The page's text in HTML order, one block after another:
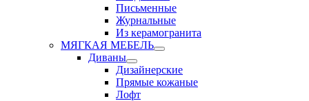
Письменные
Журнальные
Из керамогранита
МЯГКАЯ МЕБЕЛЬ
Диваны
Дизайнерские
Прямые кожаные
Лофт